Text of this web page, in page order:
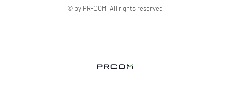
© by PR-COM. All rights reserved